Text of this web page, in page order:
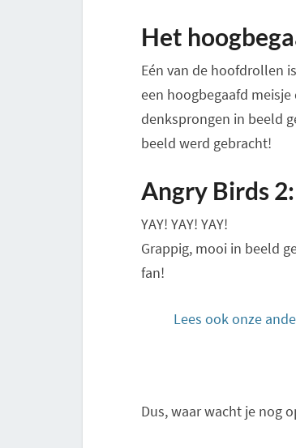
Het
Eén van de hoofdrollen
een hoogbegaafd
denksprongen in beeld
beeld werd gebracht!
Angry Birds
YAY! YAY! YAY!
Grappig, mooi in beeld
fan!
Lees ook onze
Dus, waar wacht je nog